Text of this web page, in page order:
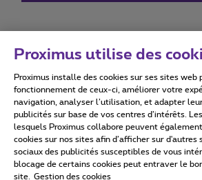
Conditions d'utilisation
Tous droits réservés. © 2026 Proximus
Proximus utilise des
Proximus installe des cookies sur ses sites web
fonctionnement de ceux-ci, améliorer votre
navigation, analyser l’utilisation, et adapter
publicités sur base de vos centres d’intérêts.
lesquels Proximus collabore peuvent
cookies sur nos sites afin d’afficher sur d'autres
sociaux des publicités susceptibles de vous
blocage de certains cookies peut entraver le
site.
Gestion des cookies